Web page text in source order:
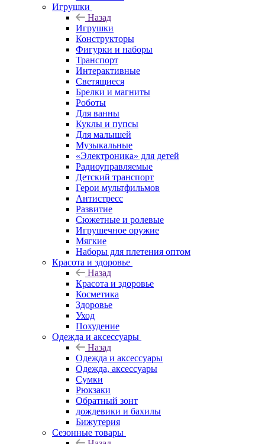
Игрушки
Назад
Игрушки
Конструкторы
Фигурки и наборы
Транспорт
Интерактивные
Светящиеся
Брелки и магниты
Роботы
Для ванны
Куклы и пупсы
Для малышей
Музыкальные
«Электроника» для детей
Радиоуправляемые
Детский транспорт
Герои мультфильмов
Антистресс
Развитие
Сюжетные и ролевые
Игрушечное оружие
Мягкие
Наборы для плетения оптом
Красота и здоровье
Назад
Красота и здоровье
Косметика
Здоровье
Уход
Похудение
Одежда и аксессуары
Назад
Одежда и аксессуары
Одежда, аксессуары
Сумки
Рюкзаки
Обратный зонт
дождевики и бахилы
Бижутерия
Сезонные товары